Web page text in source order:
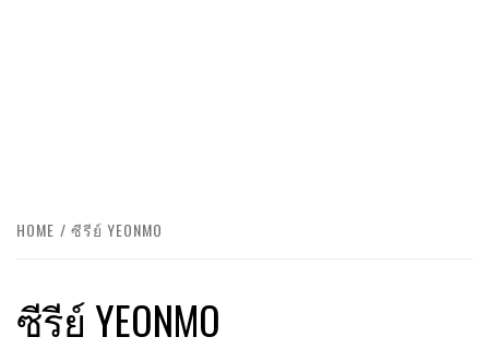
HOME ซีรีย์ YEONMO
ซีรีย์ YEONMO